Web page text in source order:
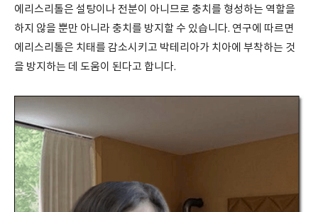
에리스리톨은 설탕이나 전분이 아니므로 충치를 형성하는 역할을
하지 않을 뿐만 아니라 충치를 방지할 수 있습니다. 연구에 따르면
에리스리톨은 치태를 감소시키고 박테리아가 치아에 부착하는 것
을 방지하는 데 도움이 된다고 합니다.